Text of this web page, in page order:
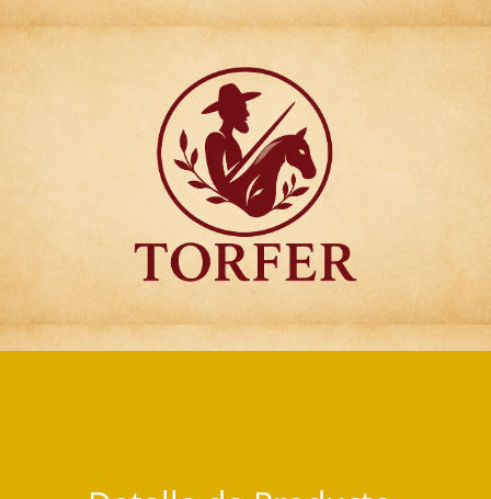
Articulos para
Regalo Torfer.